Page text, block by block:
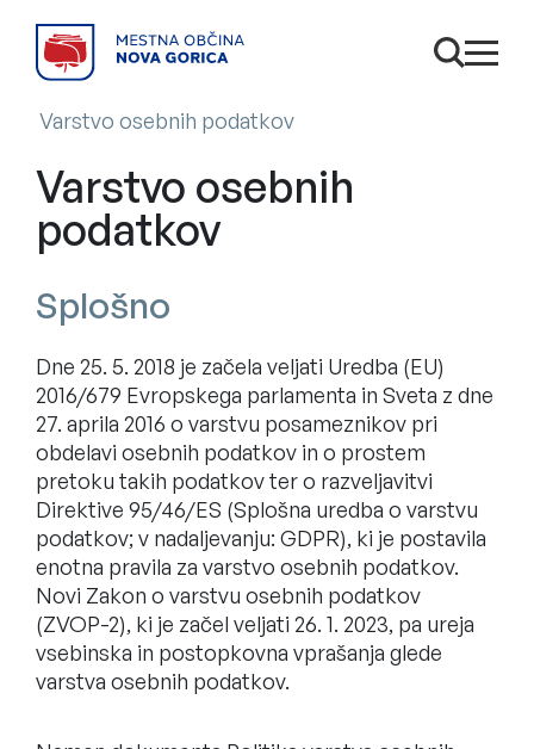
Odpri
odpri
Varstvo osebnih podatkov
Varstvo osebnih
podatkov
Splošno
Dne 25. 5. 2018 je začela veljati Uredba (EU)
2016/679 Evropskega parlamenta in Sveta z dne
27. aprila 2016 o varstvu posameznikov pri
obdelavi osebnih podatkov in o prostem
pretoku takih podatkov ter o razveljavitvi
Direktive 95/46/ES (Splošna uredba o varstvu
podatkov; v nadaljevanju: GDPR), ki je postavila
enotna pravila za varstvo osebnih podatkov.
Novi Zakon o varstvu osebnih podatkov
(ZVOP-2), ki je začel veljati 26. 1. 2023, pa ureja
vsebinska in postopkovna vprašanja glede
varstva osebnih podatkov.